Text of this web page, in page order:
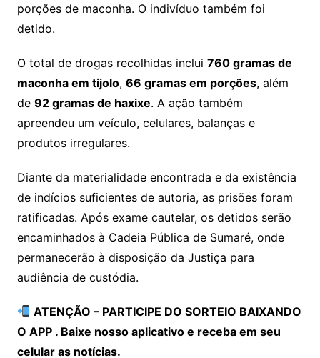
porções de maconha. O indivíduo também foi
detido.
O total de drogas recolhidas inclui 760 gramas de
maconha em tijolo, 66 gramas em porções, além
de 92 gramas de haxixe. A ação também
apreendeu um veículo, celulares, balanças e
produtos irregulares.
Diante da materialidade encontrada e da existência
de indícios suficientes de autoria, as prisões foram
ratificadas. Após exame cautelar, os detidos serão
encaminhados à Cadeia Pública de Sumaré, onde
permanecerão à disposição da Justiça para
audiência de custódia.
ATENÇÃO – PARTICIPE DO SORTEIO BAIXANDO
O APP . Baixe nosso aplicativo e receba em seu
celular as notícias.